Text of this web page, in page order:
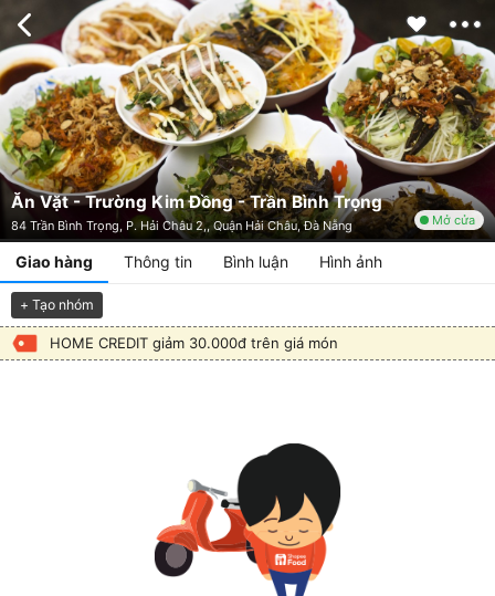
Ăn Vặt - Trường Kim Đồng - Trần Bình Trọng
84 Trần Bình Trọng, P. Hải Châu 2,, Quận Hải Châu, Đà Nẵng Mở cửa
Giao hàng Thông tin Bình luận Hình ảnh
+ Tạo nhóm
HOME CREDIT giảm 30.000đ trên giá món